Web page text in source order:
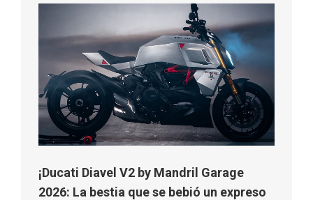
¡Ducati Diavel V2 by Mandril Garage
2026: La bestia que se bebió un expreso